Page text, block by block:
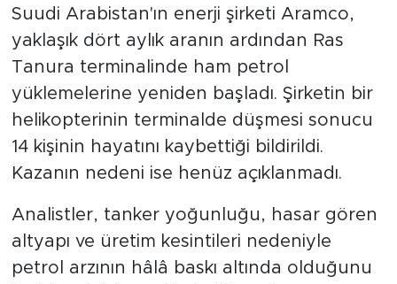
Suudi Arabistan'ın enerji şirketi Aramco,
yaklaşık dört aylık aranın ardından Ras
Tanura terminalinde ham petrol
yüklemelerine yeniden başladı. Şirketin bir
helikopterinin terminalde düşmesi sonucu
14 kişinin hayatını kaybettiği bildirildi.
Kazanın nedeni ise henüz açıklanmadı.
Analistler, tanker yoğunluğu, hasar gören
altyapı ve üretim kesintileri nedeniyle
petrol arzının hâlâ baskı altında olduğunu